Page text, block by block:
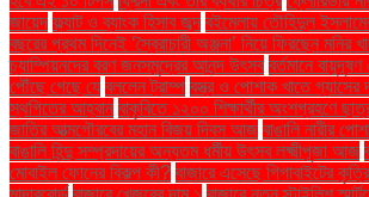
জায়েদ ফ্ল্যাট ও ব্যাংক হিসাব জব্দ বইমেলায় তৌহিদুল
বছরের প্রথম দিনেই ‘স্বৈরাচারী অঞ্জনা’ নিয়ে ফিরছেন মনির
চ্যাম্পিয়নদের বরণ জনসমুদ্রের আনন্দ উৎসব বর্তমানে
পৌঁছে গেছে যে বললেন ট্রাম্প বস্ত্র ও পোশাক খাতে গ্যাসের
স্থগিতের আহ্বান বাকৃবিতে ১২০০ শিক্ষার্থীর অংশগ্রহণে
জাতির আত্মগৌরবের মহান বিজয় দিবস আজ বাঙালি নারীর
বাঙালি হিন্দু সম্প্রদায়ের অন্যতম ধর্মীয় উৎসব লক্ষ্মীপূজা আজ
মোবাইল ফোনের বিকল্প কী? বাজারে এসেছে গিগাবাইটের